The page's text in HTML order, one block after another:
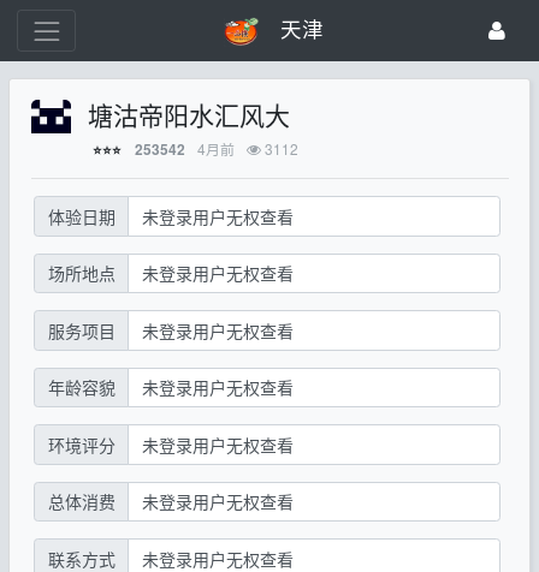
天津
塘沽帝阳水汇风大
⭐⭐⭐ 253542 4月前 3112
体验日期 未登录用户无权查看
场所地点 未登录用户无权查看
服务项目 未登录用户无权查看
年龄容貌 未登录用户无权查看
环境评分 未登录用户无权查看
总体消费 未登录用户无权查看
联系方式 未登录用户无权查看